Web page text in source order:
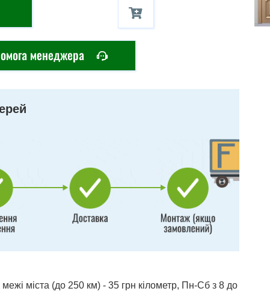
менеджера
міста (до 250 км) - 35 грн кілометр, Пн-Сб з 8 до